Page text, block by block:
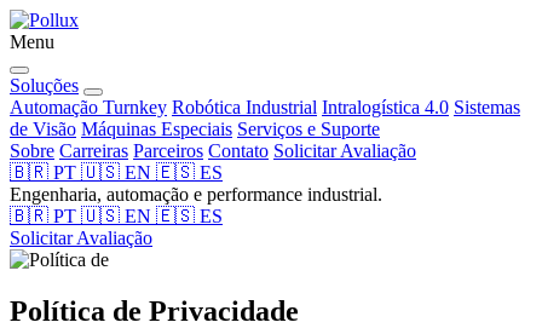
Menu
Soluções
Automação Turnkey Robótica Industrial Intralogística 4.0 Sistemas
de Visão Máquinas Especiais Serviços e Suporte
Sobre Carreiras Parceiros Contato Solicitar Avaliação
🇧🇷 PT 🇺🇸 EN 🇪🇸 ES
Engenharia, automação e performance industrial.
🇧🇷 PT 🇺🇸 EN 🇪🇸 ES
Solicitar Avaliação
Política de Privacidade